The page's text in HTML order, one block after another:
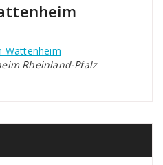
Wattenheim
Rheinland-Pfalz